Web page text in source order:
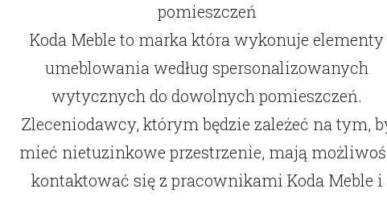
pomieszczeń
Koda Meble to marka która wykonuje elementy
umeblowania według spersonalizowanych
wytycznych do dowolnych pomieszczeń.
Zleceniodawcy, którym będzie zależeć na tym,
mieć nietuzinkowe przestrzenie, mają
kontaktować się z pracownikami Koda Meble i